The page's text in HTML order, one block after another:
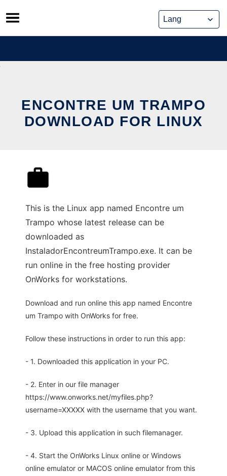
Skip
to
content
ENCONTRE UM TRAMPO
DOWNLOAD FOR LINUX
This is the Linux app named Encontre um
Trampo whose latest release can be
downloaded as
InstaladorEncontreumTrampo.exe. It can be
run online in the free hosting provider
OnWorks for workstations.
Download and run online this app named Encontre
um Trampo with OnWorks for free.
Follow these instructions in order to run this app:
- 1. Downloaded this application in your PC.
- 2. Enter in our file manager
https://www.onworks.net/myfiles.php?
username=XXXXX with the username that you want.
- 3. Upload this application in such filemanager.
- 4. Start the OnWorks Linux online or Windows
online emulator or MACOS online emulator from this